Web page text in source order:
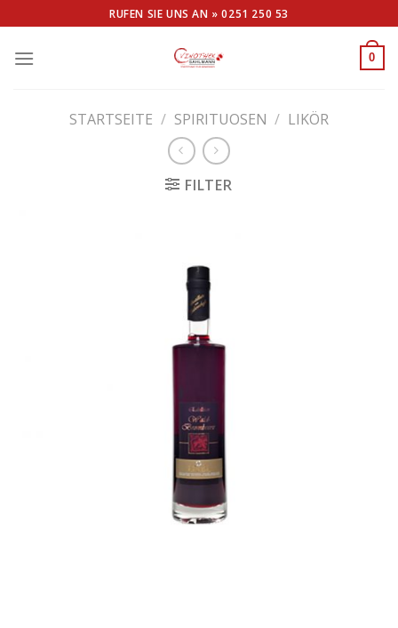
to
content
RUFEN SIE UNS AN »0251 250 53
0
STARTSEITE / SPIRITUOSEN / LIKÖR
FILTER